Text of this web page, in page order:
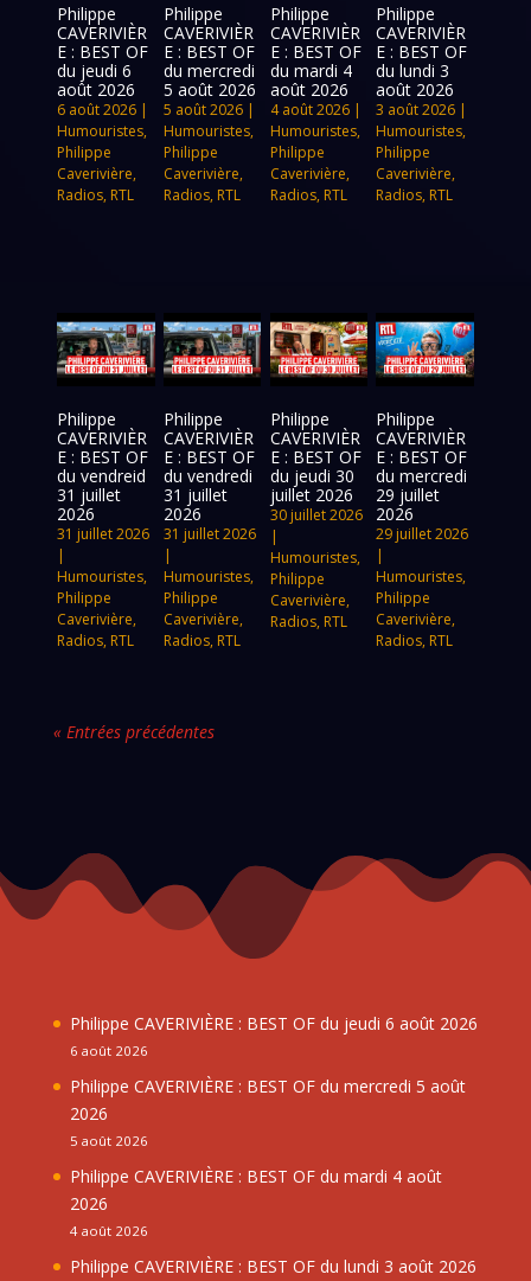
Philippe
CAVERIVIÈR
E : BEST OF
du jeudi 6
août 2026
6 août 2026 |
Humouristes,
Philippe
Caverivière,
Radios, RTL
Philippe
CAVERIVIÈR
E : BEST OF
du mercredi
5 août 2026
5 août 2026|
Humouristes,
Philippe
Caverivière,
Radios, RTL
Philippe
CAVERIVIÈR
E : BEST OF
du mardi 4
août 2026
4 août 2026|
Humouristes,
Philippe
Caverivière,
Radios, RTL
Philippe
CAVERIVIÈR
E : BEST OF
du lundi 3
août 2026
3 août 2026 |
Humouristes,
Philippe
Caverivière,
Radios, RTL
Philippe
CAVERIVIÈR
E : BEST OF
du vendreid
31 juillet
2026
31 juillet 2026
|
Humouristes,
Philippe
Caverivière,
Radios, RTL
Philippe
CAVERIVIÈR
E : BEST OF
du vendredi
31 juillet
2026
31 juillet 2026
|
Humouristes,
Philippe
Caverivière,
Radios, RTL
Philippe
CAVERIVIÈR
E : BEST OF
du jeudi 30
juillet 2026
30 juillet 2026
|
Humouristes,
Philippe
Caverivière,
Radios, RTL
Philippe
CAVERIVIÈR
E : BEST OF
du mercredi
29 juillet
2026
29 juillet 2026
|
Humouristes,
Philippe
Caverivière,
Radios, RTL
« Entrées précédentes
Philippe CAVERIVIÈRE : BEST OF du jeudi 6 août 2026
6 août 2026
Philippe CAVERIVIÈRE : BEST OF du mercredi 5 août
2026
5 août 2026
Philippe CAVERIVIÈRE : BEST OF du mardi 4 août
2026
4 août 2026
Philippe CAVERIVIÈRE : BEST OF du lundi 3 août 2026